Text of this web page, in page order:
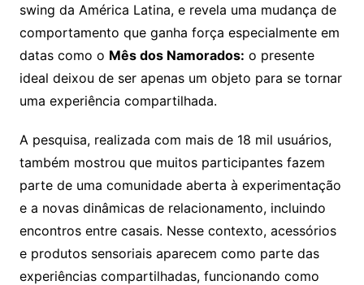
swing da América Latina, e revela uma mudança de
comportamento que ganha força especialmente em
datas como o Mês dos Namorados: o presente
ideal deixou de ser apenas um objeto para se tornar
uma experiência compartilhada.
A pesquisa, realizada com mais de 18 mil usuários,
também mostrou que muitos participantes fazem
parte de uma comunidade aberta à experimentação
e a novas dinâmicas de relacionamento, incluindo
encontros entre casais. Nesse contexto, acessórios
e produtos sensoriais aparecem como parte das
experiências compartilhadas, funcionando como